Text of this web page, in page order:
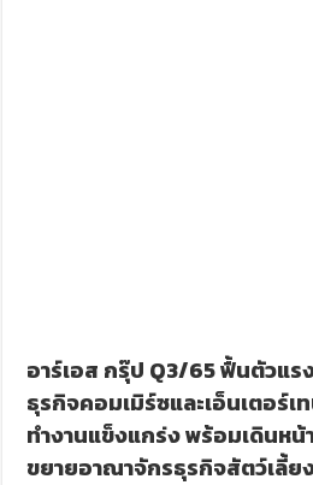
อาร์เอส กรุ๊ป Q3/65 ฟื้นตัวแรง
ธุรกิจคอมเมิร์ซและเอ็นเตอร์เ
ทำงานแข็งแกร่ง พร้อมเดินห
ขยายอาณาจักรธุรกิจสัตว์เลี้ย